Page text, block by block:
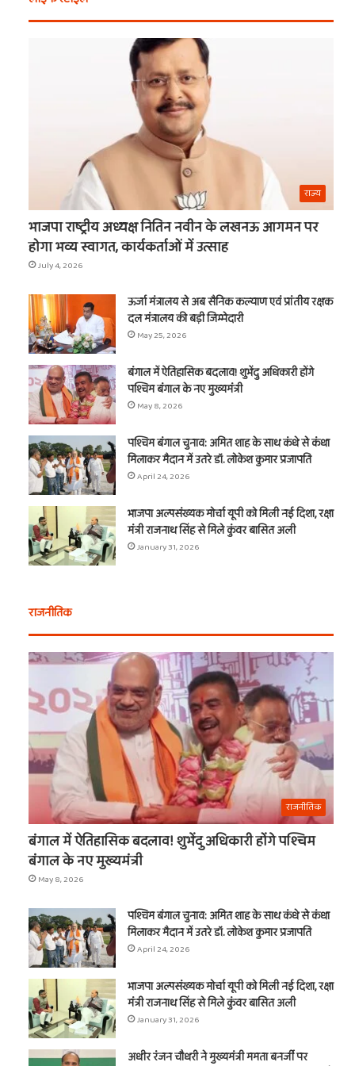
ये
वाले
राज्य
भाजपा राष्ट्रीय अध्यक्ष नितिन नवीन के लखनऊ आगमन पर
होगा भव्य स्वागत, कार्यकर्ताओं में उत्साह
July 4, 2026
ऊर्जा मंत्रालय से अब सैनिक कल्याण एवं प्रांतीय रक्षक
दल मंत्रालय की बड़ी जिम्मेदारी
May 25, 2026
बंगाल में ऐतिहासिक बदलाव! शुभेंदु अधिकारी होंगे
पश्चिम बंगाल के नए मुख्यमंत्री
May 8, 2026
पश्चिम बंगाल चुनाव: अमित शाह के साथ कंधे से कंधा
मिलाकर मैदान में उतरे डॉ. लोकेश कुमार प्रजापति
April 24, 2026
भाजपा अल्पसंख्यक मोर्चा यूपी को मिली नई दिशा, रक्षा
मंत्री राजनाथ सिंह से मिले कुंवर बासित अली
January 31, 2026
राजनीतिक
राजनीतिक
बंगाल में ऐतिहासिक बदलाव! शुभेंदु अधिकारी होंगे पश्चिम
बंगाल के नए मुख्यमंत्री
May 8, 2026
पश्चिम बंगाल चुनाव: अमित शाह के साथ कंधे से कंधा
मिलाकर मैदान में उतरे डॉ. लोकेश कुमार प्रजापति
April 24, 2026
भाजपा अल्पसंख्यक मोर्चा यूपी को मिली नई दिशा, रक्षा
मंत्री राजनाथ सिंह से मिले कुंवर बासित अली
January 31, 2026
अधीर रंजन चौधरी ने मुख्यमंत्री ममता बनर्जी पर